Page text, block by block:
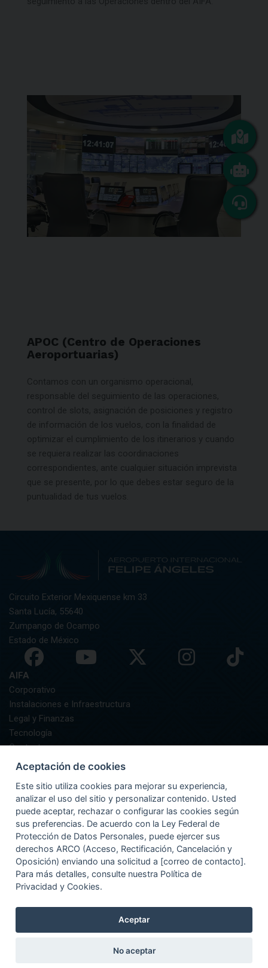
APOC (Centro de Operaciones
Aeroportuarias)
Circuito Exterior Mexiquense km 33
Santa Lucía, 55640
Zumpango de Ocampo
Estado de México
AIFA
Corporativo
Instalaciones e Infraestructura
Legal y Finanzas
Tecnología
Contacto
AIFA Informa
GUÍA DEL PASAJERO
Preguntas Frecuentes
Asistencia
Documentación y Equipaje
Información
Recomendaciones
Términos de Uso |Aviso de Privacidad
Aceptación de cookies
Este sitio utiliza cookies para mejorar su experiencia,
analizar el uso del sitio y personalizar contenido. Usted
puede aceptar, rechazar o configurar las cookies según
sus preferencias. De acuerdo con la Ley Federal de
Protección de Datos Personales, puede ejercer sus
derechos ARCO (Acceso, Rectificación, Cancelación y
Oposición) enviando una solicitud a [correo de contacto].
Para más detalles, consulte nuestra Política de
Privacidad y Cookies.
Aceptar
No aceptar